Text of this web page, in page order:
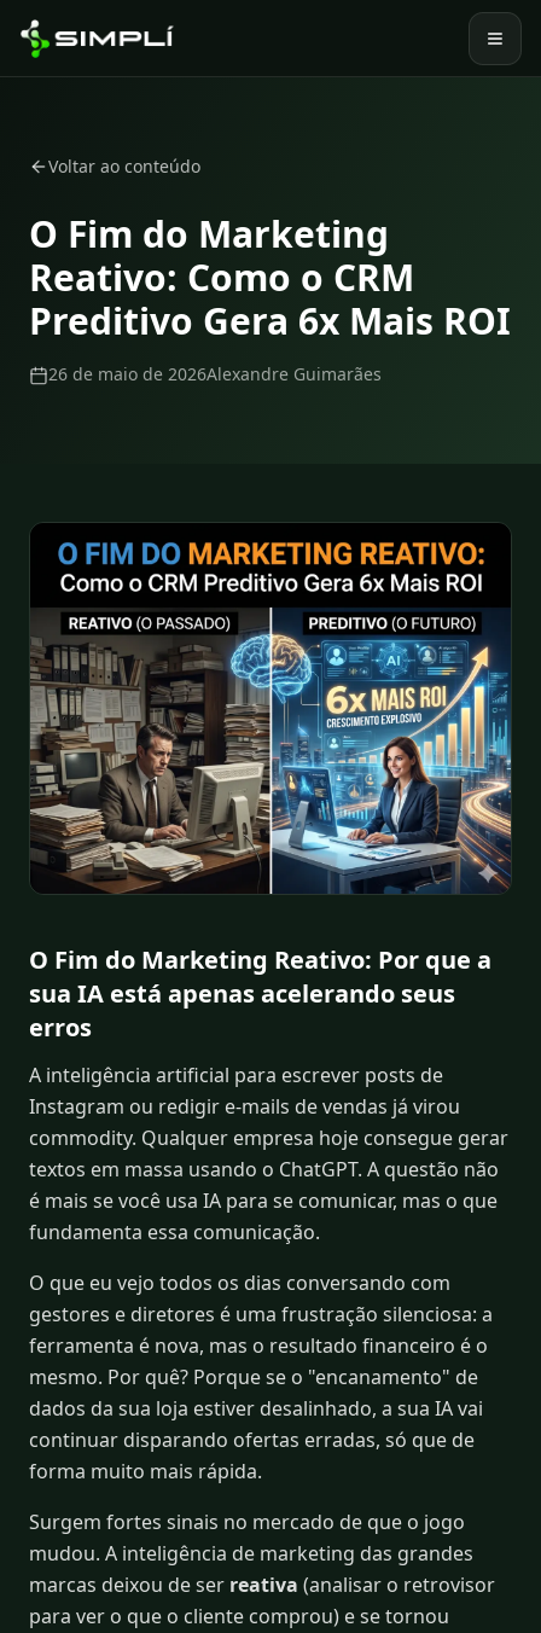
Voltar ao conteúdo
O Fim do Marketing
Reativo: Como o CRM
Preditivo Gera 6x Mais ROI
26 de maio de 2026Alexandre Guimarães
O Fim do Marketing Reativo: Por que a
sua IA está apenas acelerando seus
erros
A inteligência artificial para escrever posts de
Instagram ou redigir e-mails de vendas já virou
commodity. Qualquer empresa hoje consegue gerar
textos em massa usando o ChatGPT. A questão não
é mais se você usa IA para se comunicar, mas o que
fundamenta essa comunicação.
O que eu vejo todos os dias conversando com
gestores e diretores é uma frustração silenciosa: a
ferramenta é nova, mas o resultado financeiro é o
mesmo. Por quê? Porque se o "encanamento" de
dados da sua loja estiver desalinhado, a sua IA vai
continuar disparando ofertas erradas, só que de
forma muito mais rápida.
Surgem fortes sinais no mercado de que o jogo
mudou. A inteligência de marketing das grandes
marcas deixou de ser reativa (analisar o retrovisor
para ver o que o cliente comprou) e se tornou